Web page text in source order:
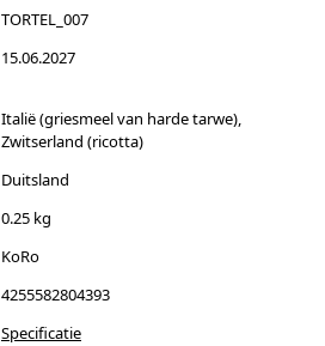
TORTEL_007
15.06.2027
Italië (griesmeel van harde tarwe),
Zwitserland (ricotta)
Duitsland
0.25 kg
KoRo
4255582804393
Specificatie